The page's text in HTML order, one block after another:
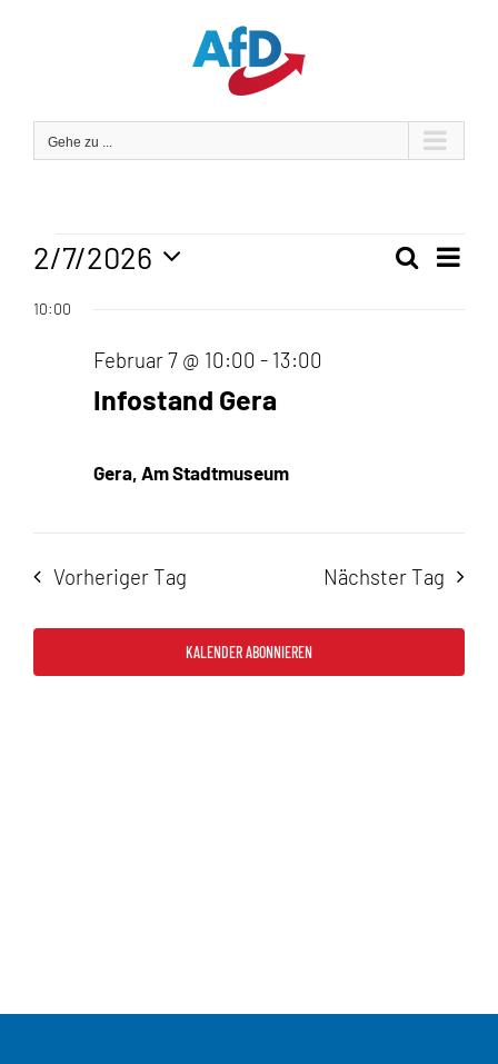
Gehe zu ...
Veranstaltungen
für
Februar
Suche
Tag
2/7/2026
wählen.
10:00
Infostand Gera
Februar 7 @ 10:00 - 13:00
Gera, Am Stadtmuseum
Vorheriger Tag Nächster Tag
KALENDER ABONNIEREN